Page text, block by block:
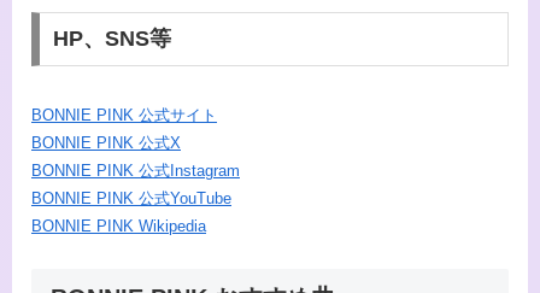
HP、SNS等
BONNIE PINK 公式サイト
BONNIE PINK 公式X
BONNIE PINK 公式Instagram
BONNIE PINK 公式YouTube
BONNIE PINK Wikipedia